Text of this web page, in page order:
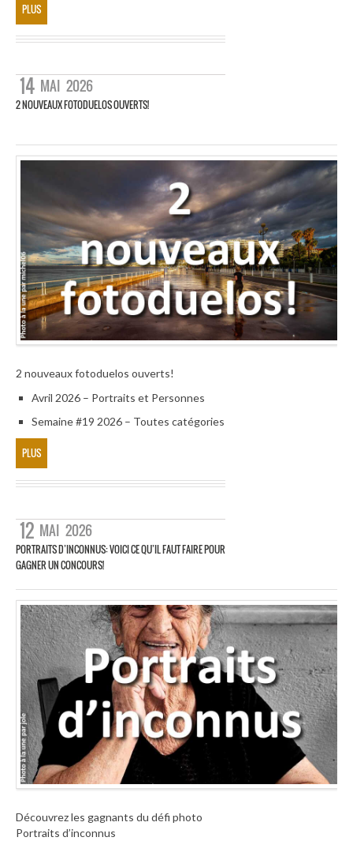
PLUS
14 MAI 2026
2 NOUVEAUX FOTODUELOS OUVERTS!
2 nouveaux fotoduelos ouverts!
Avril 2026 – Portraits et Personnes
Semaine #19 2026 – Toutes catégories
PLUS
12 MAI 2026
PORTRAITS D’INCONNUS: VOICI CE QU’IL FAUT FAIRE POUR
GAGNER UN CONCOURS!
Découvrez les gagnants du défi photo
Portraits d’inconnus